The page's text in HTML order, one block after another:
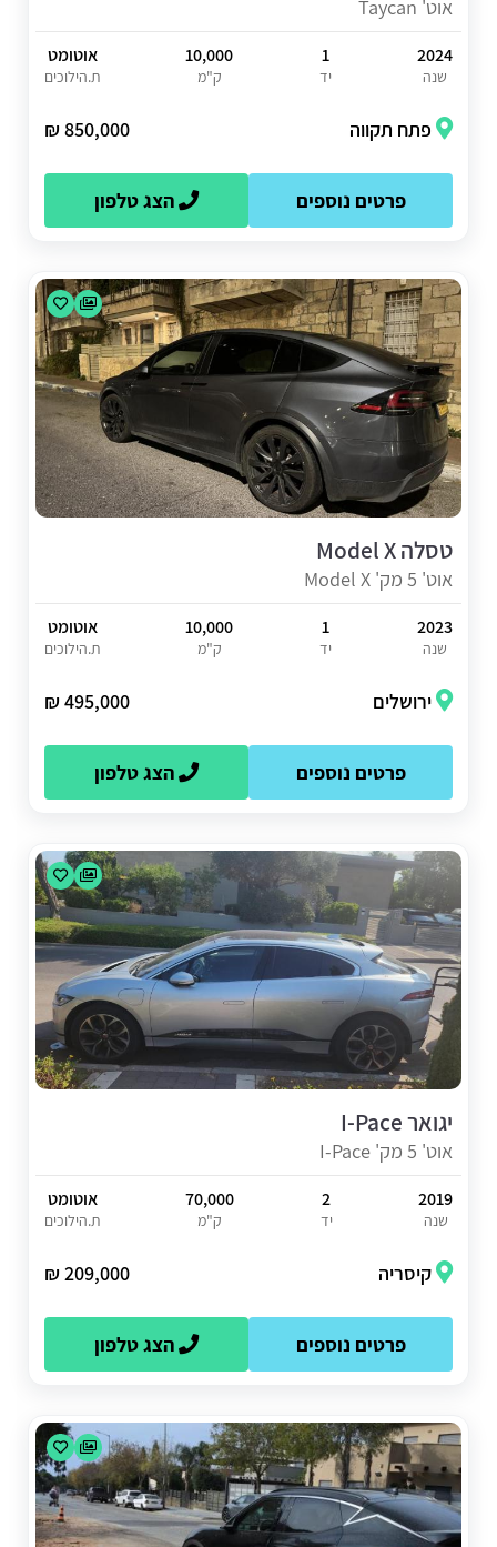
אוט' Taycan
2024
שנה
1
יד
10,000
ק"מ
אוטומט
ת.הילוכים
פתח תקווה 850,000 ₪
פרטים נוספים הצג טלפון
טסלה Model X
אוט' 5 מק' Model X
2023
שנה
1
יד
10,000
ק"מ
אוטומט
ת.הילוכים
ירושלים 495,000 ₪
פרטים נוספים הצג טלפון
יגואר I-Pace
אוט' 5 מק' I-Pace
2019
שנה
2
יד
70,000
ק"מ
אוטומט
ת.הילוכים
קיסריה 209,000 ₪
פרטים נוספים הצג טלפון